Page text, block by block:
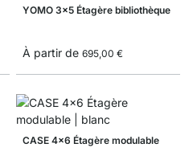
YOMO 3x5 Étagère bibliothèque
À partir de 695,00 €
CASE 4x6 Étagère modulable